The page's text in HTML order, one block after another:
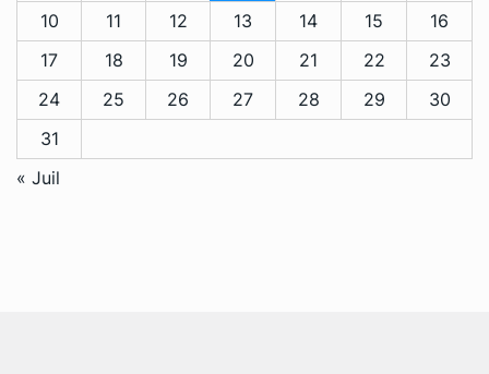
10
11 12 13 14 15
16
17
18 19 20 21 22
23
24
25 26 27 28 29
30
31
« Juil